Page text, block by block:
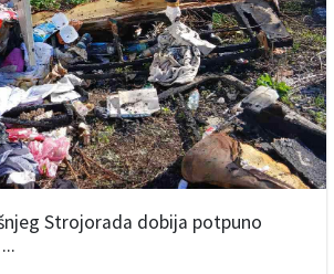
Strojorada dobija potpuno